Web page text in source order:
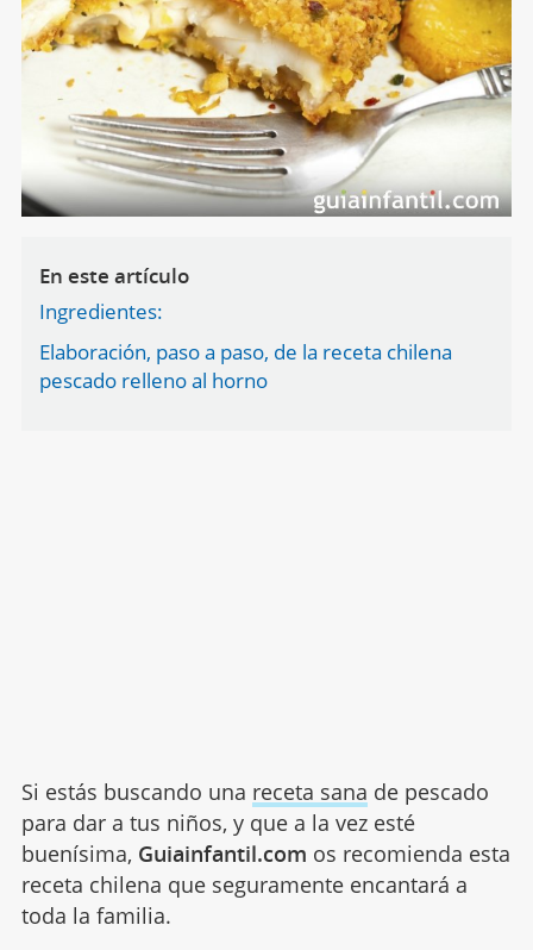
En este artículo
Ingredientes:
Elaboración, paso a paso, de la receta chilena
pescado relleno al horno
Si estás buscando una receta sana de pescado
para dar a tus niños, y que a la vez esté
buenísima, Guiainfantil.com os recomienda esta
receta chilena que seguramente encantará a
toda la familia.